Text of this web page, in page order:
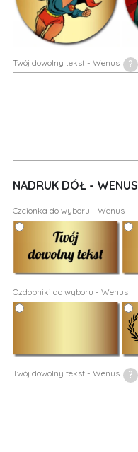
Twój dowolny tekst - Wenus ?
NADRUK DÓŁ - WENUS
Czcionka do wyboru - Wenus
Ozdobniki do wyboru - Wenus
Twój dowolny tekst - Wenus ?